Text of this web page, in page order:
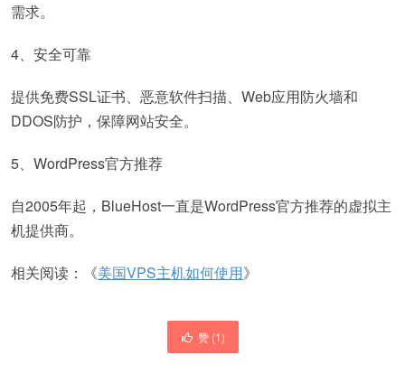
需求。
4、安全可靠
提供免费SSL证书、恶意软件扫描、Web应用防火墙和
DDOS防护，保障网站安全。
5、WordPress官方推荐
自2005年起，BlueHost一直是WordPress官方推荐的虚拟主
机提供商。
相关阅读：《美国VPS主机如何使用》
赞 (1)